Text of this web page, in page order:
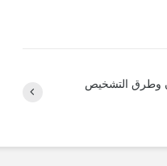
وطرق التشخيص